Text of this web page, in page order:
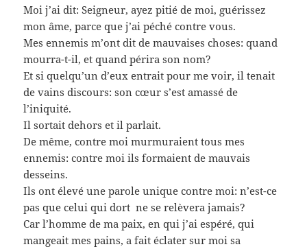
Moi j’ai dit: Seigneur, ayez pitié de moi, guérissez
mon âme, parce que j’ai péché contre vous.
Mes ennemis m’ont dit de mauvaises choses: quand
mourra-t-il, et quand périra son nom?
Et si quelqu’un d’eux entrait pour me voir, il tenait
de vains discours: son cœur s’est amassé de
l’iniquité.
Il sortait dehors et il parlait.
De même, contre moi murmuraient tous mes
ennemis: contre moi ils formaient de mauvais
desseins.
Ils ont élevé une parole unique contre moi: n’est-ce
pas que celui qui dort ne se relèvera jamais?
Car l’homme de ma paix, en qui j’ai espéré, qui
mangeait mes pains, a fait éclater sur moi sa